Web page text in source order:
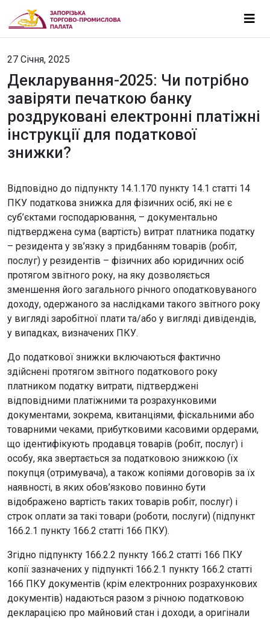
27 Січня, 2025
Декларування-2025: Чи потрібно
завіряти печаткою банку
роздруковані електронні платіжні
інструкції для податкової
знижки?
Відповідно до підпункту 14.1.170 пункту 14.1 статті 14
ПКУ податкова знижка для фізичних осіб, які не є
суб’єктами господарювання, – документально
підтверджена сума (вартість) витрат платника податку
– резидента у зв’язку з придбанням товарів (робіт,
послуг) у резидентів – фізичних або юридичних осіб
протягом звітного року, на яку дозволяється
зменшення його загального річного оподатковуваного
доходу, одержаного за наслідками такого звітного року
у вигляді заробітної плати та/або у вигляді дивідендів,
у випадках, визначених ПКУ.
До податкової знижки включаються фактично
здійснені протягом звітного податкового року
платником податку витрати, підтверджені
відповідними платіжними та розрахунковими
документами, зокрема, квитанціями, фіскальними або
товарними чеками, прибутковими касовими ордерами,
що ідентифікують продавця товарів (робіт, послуг) і
особу, яка звертається за податковою знижкою (їх
покупця (отримувача), а також копіями договорів за їх
наявності, в яких обов’язково повинно бути
відображено вартість таких товарів робіт, послуг) і
строк оплати за такі товари (роботи, послуги) (підпункт
166.2.1 пункту 166.2 статті 166 ПКУ).
Згідно підпункту 166.2.2 пункту 166.2 статті 166 ПКУ
копії зазначених у підпункті 166.2.1 пункту 166.2 статті
166 ПКУ документів (крім електронних розрахункових
документів) надаються разом з річною податковою
декларацією про майновий стан і доходи, а оригінали